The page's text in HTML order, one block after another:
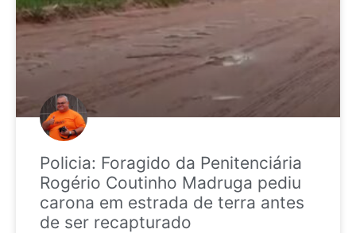
Policia: Foragido da Penitenciária
Rogério Coutinho Madruga pediu
carona em estrada de terra antes
de ser recapturado